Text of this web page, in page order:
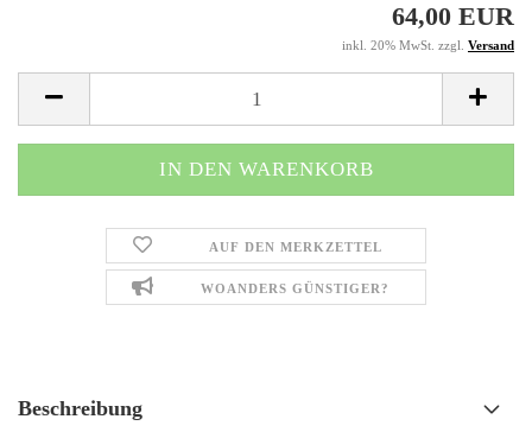
64,00 EUR
inkl. 20% MwSt. zzgl. Versand
AUF DEN MERKZETTEL
WOANDERS GÜNSTIGER?
Beschreibung